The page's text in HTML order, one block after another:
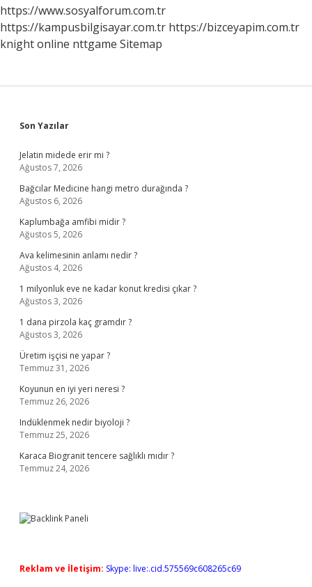
https://www.sosyalforum.com.tr
https://kampusbilgisayar.com.tr https://bizceyapim.com.tr
knight online nttgame Sitemap
Sidebar
Son Yazılar
Jelatin midede erir mi ?
Ağustos 7, 2026
Bağcılar Medicine hangi metro durağında ?
Ağustos 6, 2026
Kaplumbağa amfibi midir ?
Ağustos 5, 2026
Ava kelimesinin anlamı nedir ?
Ağustos 4, 2026
1 milyonluk eve ne kadar konut kredisi çıkar ?
Ağustos 3, 2026
1 dana pirzola kaç gramdır ?
Ağustos 3, 2026
Üretim işçisi ne yapar ?
Temmuz 31, 2026
Koyunun en iyi yeri neresi ?
Temmuz 26, 2026
Indüklenmek nedir biyoloji ?
Temmuz 25, 2026
Karaca Biogranit tencere sağlıklı mıdır ?
Temmuz 24, 2026
Reklam ve İletişim: Skype: live:.cid.575569c608265c69